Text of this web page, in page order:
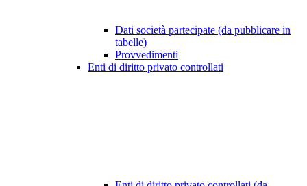
Dati società partecipate (da pubblicare in
tabelle)
Provvedimenti
Enti di diritto privato controllati